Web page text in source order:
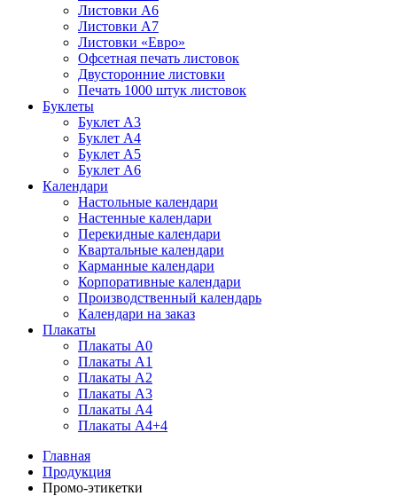
Листовки А6
Листовки А7
Листовки «Евро»
Офсетная печать листовок
Двусторонние листовки
Печать 1000 штук листовок
Буклеты
Буклет А3
Буклет А4
Буклет А5
Буклет А6
Календари
Настольные календари
Настенные календари
Перекидные календари
Квартальные календари
Карманные календари
Корпоративные календари
Производственный календарь
Календари на заказ
Плакаты
Плакаты А0
Плакаты А1
Плакаты А2
Плакаты А3
Плакаты А4
Плакаты А4+4
Главная
Продукция
Промо-этикетки